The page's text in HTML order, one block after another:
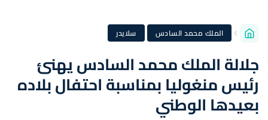
الملك محمد السادس · سلايدر
جلالة الملك محمد السادس يهنئ
رئيس منغوليا بمناسبة احتفال بلاده
بعيدها الوطني